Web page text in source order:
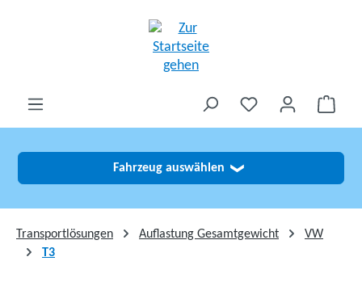
Fahrzeug auswählen ❯
Transportlösungen Auflastung Gesamtgewicht
VW
T3